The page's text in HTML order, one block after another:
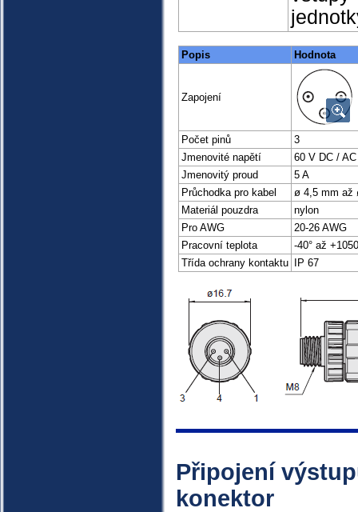
Popis Hodnota
Zapojení
Počet pinů
3
Jmenovité napětí
60 V DC / AC
Jmenovitý proud
5 A
Průchodka pro kabel
ø 4,5 mm až
Materiál pouzdra
nylon
Pro AWG
20-26 AWG
Pracovní teplota
-40° až
Třída ochrany kontaktu
IP 67
Připojení
konektor